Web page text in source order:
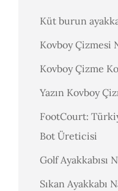
Küt burun
Kovboy Çizmesi
Kovboy Çizme
Yazın Kovboy
FootCourt:
Bot Üreticisi
Golf Ayakkabısı
Sıkan Ayakkabı